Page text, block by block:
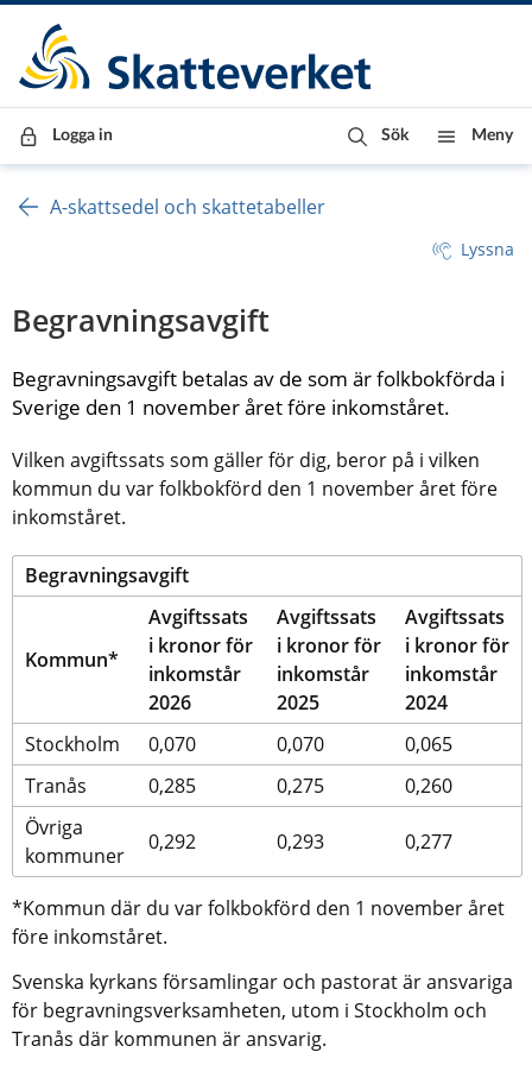
Till innehåll
Till navigationen
Till chattrobot
Logga in Sök Meny
A-skattsedel och skattetabeller
Lyssna
Begravningsavgift
Begravningsavgift betalas av de som är folkbokförda i
Sverige den 1 november året före inkomståret.
Vilken avgiftssats som gäller för dig, beror på i vilken
kommun du var folkbokförd den 1 november året före
inkomståret.
Begravningsavgift
Kommun*
Avgiftssats
i kronor för
inkomstår
2026
Avgiftssats
i kronor för
inkomstår
2025
Avgiftssats
i kronor för
inkomstår
2024
Stockholm
0,070 0,070
0,065
Tranås
0,285 0,275
0,260
Övriga
kommuner
0,292 0,293 0,277
*Kommun där du var folkbokförd den 1 november året
före inkomståret.
Svenska kyrkans församlingar och pastorat är ansvariga
för begravningsverksamheten, utom i Stockholm och
Tranås där kommunen är ansvarig.